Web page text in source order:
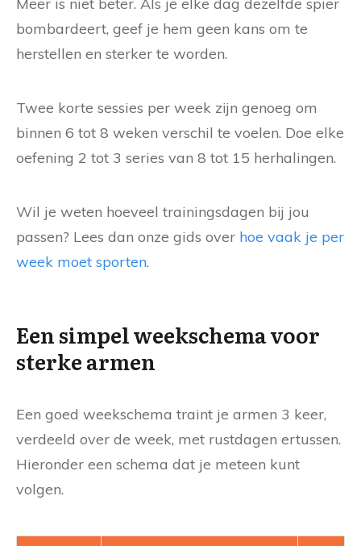
Meer is niet beter. Als je elke dag dezelfde spier
bombardeert, geef je hem geen kans om te
herstellen en sterker te worden.
Twee korte sessies per week zijn genoeg om
binnen 6 tot 8 weken verschil te voelen. Doe elke
oefening 2 tot 3 series van 8 tot 15 herhalingen.
Wil je weten hoeveel trainingsdagen bij jou
passen? Lees dan onze gids over hoe vaak je per
week moet sporten.
Een simpel weekschema voor
sterke armen
Een goed weekschema traint je armen 3 keer,
verdeeld over de week, met rustdagen ertussen.
Hieronder een schema dat je meteen kunt
volgen.